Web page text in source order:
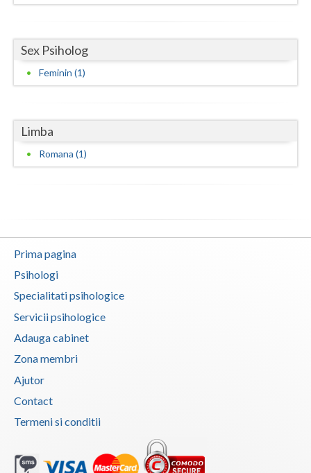
Valcea
Vrancea
Sex Psiholog
Feminin (1)
Limba
Romana (1)
Prima pagina
Psihologi
Specialitati psihologice
Servicii psihologice
Adauga cabinet
Zona membri
Ajutor
Contact
Termeni si conditii